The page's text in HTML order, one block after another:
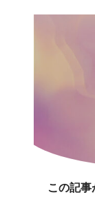
この記事